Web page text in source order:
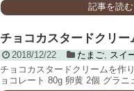
記事を読む
チョコカスタードクリー
2018/12/22 たまご, スイ
チョコカスタードクリームを作
ョコレート 80g 卵黄 2個 グラニ